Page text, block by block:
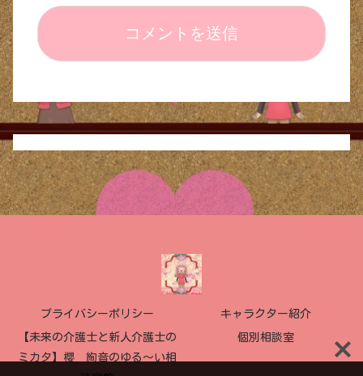
プライバシーポリシー キャラクター紹介
【未来の介護士と新人介護士の
ミカタ】櫻 絢音のゆる〜い相
個別相談室